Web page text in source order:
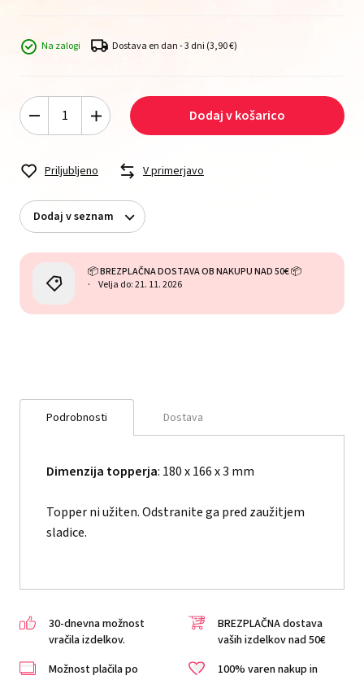
Na zalogi Dostava en dan - 3 dni (3,90 €)
Dodaj v košarico
Priljubljeno V primerjavo
Dodaj v seznam
📦 BREZPLAČNA DOSTAVA OB NAKUPU NAD 50€ 📦
Velja do: 21. 11. 2026
Podrobnosti Dostava
Dimenzija topperja: 180 x 166 x 3 mm
Topper ni užiten. Odstranite ga pred zaužitjem
sladice.
30-dnevna možnost
vračila izdelkov.
BREZPLAČNA dostava
vaših izdelkov nad 50€
Možnost plačila po
100% varen nakup in